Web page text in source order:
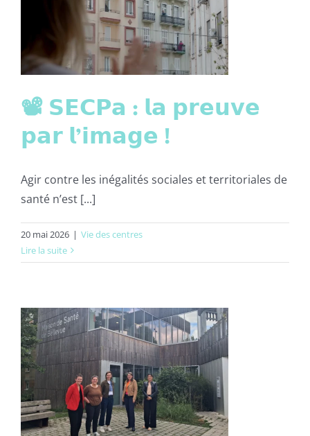
📽 𝗦𝗘𝗖𝗣𝗮 : 𝗹𝗮 𝗽𝗿𝗲𝘂𝘃𝗲
𝗽𝗮𝗿 𝗹’𝗶𝗺𝗮𝗴𝗲 !
Agir contre les inégalités sociales et territoriales de
santé n’est [...]
20 mai 2026 | Vie des centres
Lire la suite